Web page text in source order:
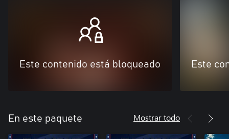
Este contenido está bloqueado Este
En este paquete Mostrar todo